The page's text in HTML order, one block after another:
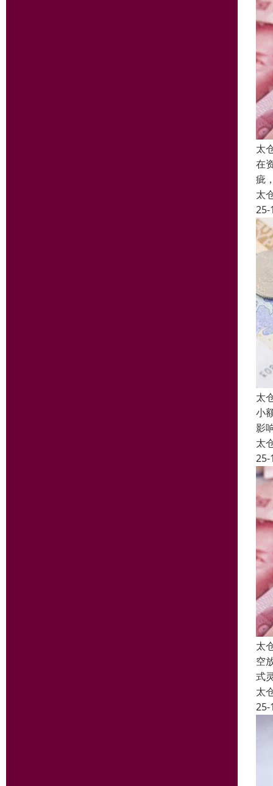
太
在
疵
太
25-
太
小
影
太
25-
太
空
式
太
25-